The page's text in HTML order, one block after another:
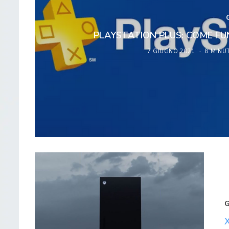
PLAYSTATION PLUS: COME
7 GIUGNO 2021 8